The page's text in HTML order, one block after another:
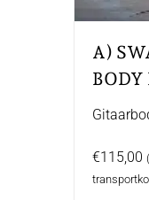
A)
BODY
€115,00